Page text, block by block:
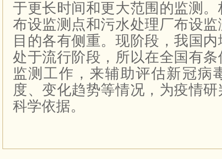
于更长时间和更大范围的监测
布设监测点和污水处理厂布设
目的各有侧重。现阶段，我国
处于流行阶段，所以在全国有
监测工作，来辅助评估新冠病
度、变化趋势等情况，为疫情
科学依据。